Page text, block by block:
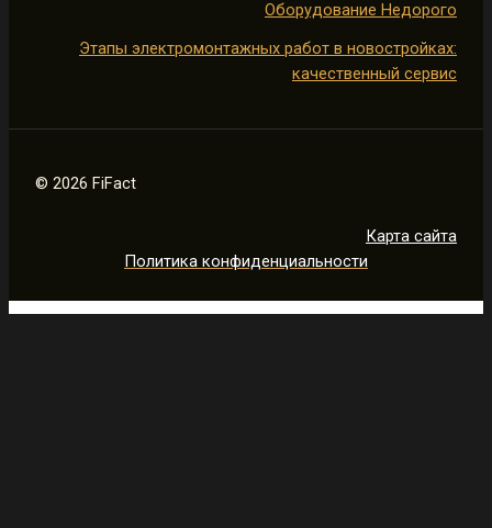
Оборудование Недорого
Этапы электромонтажных работ в новостройках:
качественный сервис
© 2026 FiFact
Карта сайта
Политика конфиденциальности